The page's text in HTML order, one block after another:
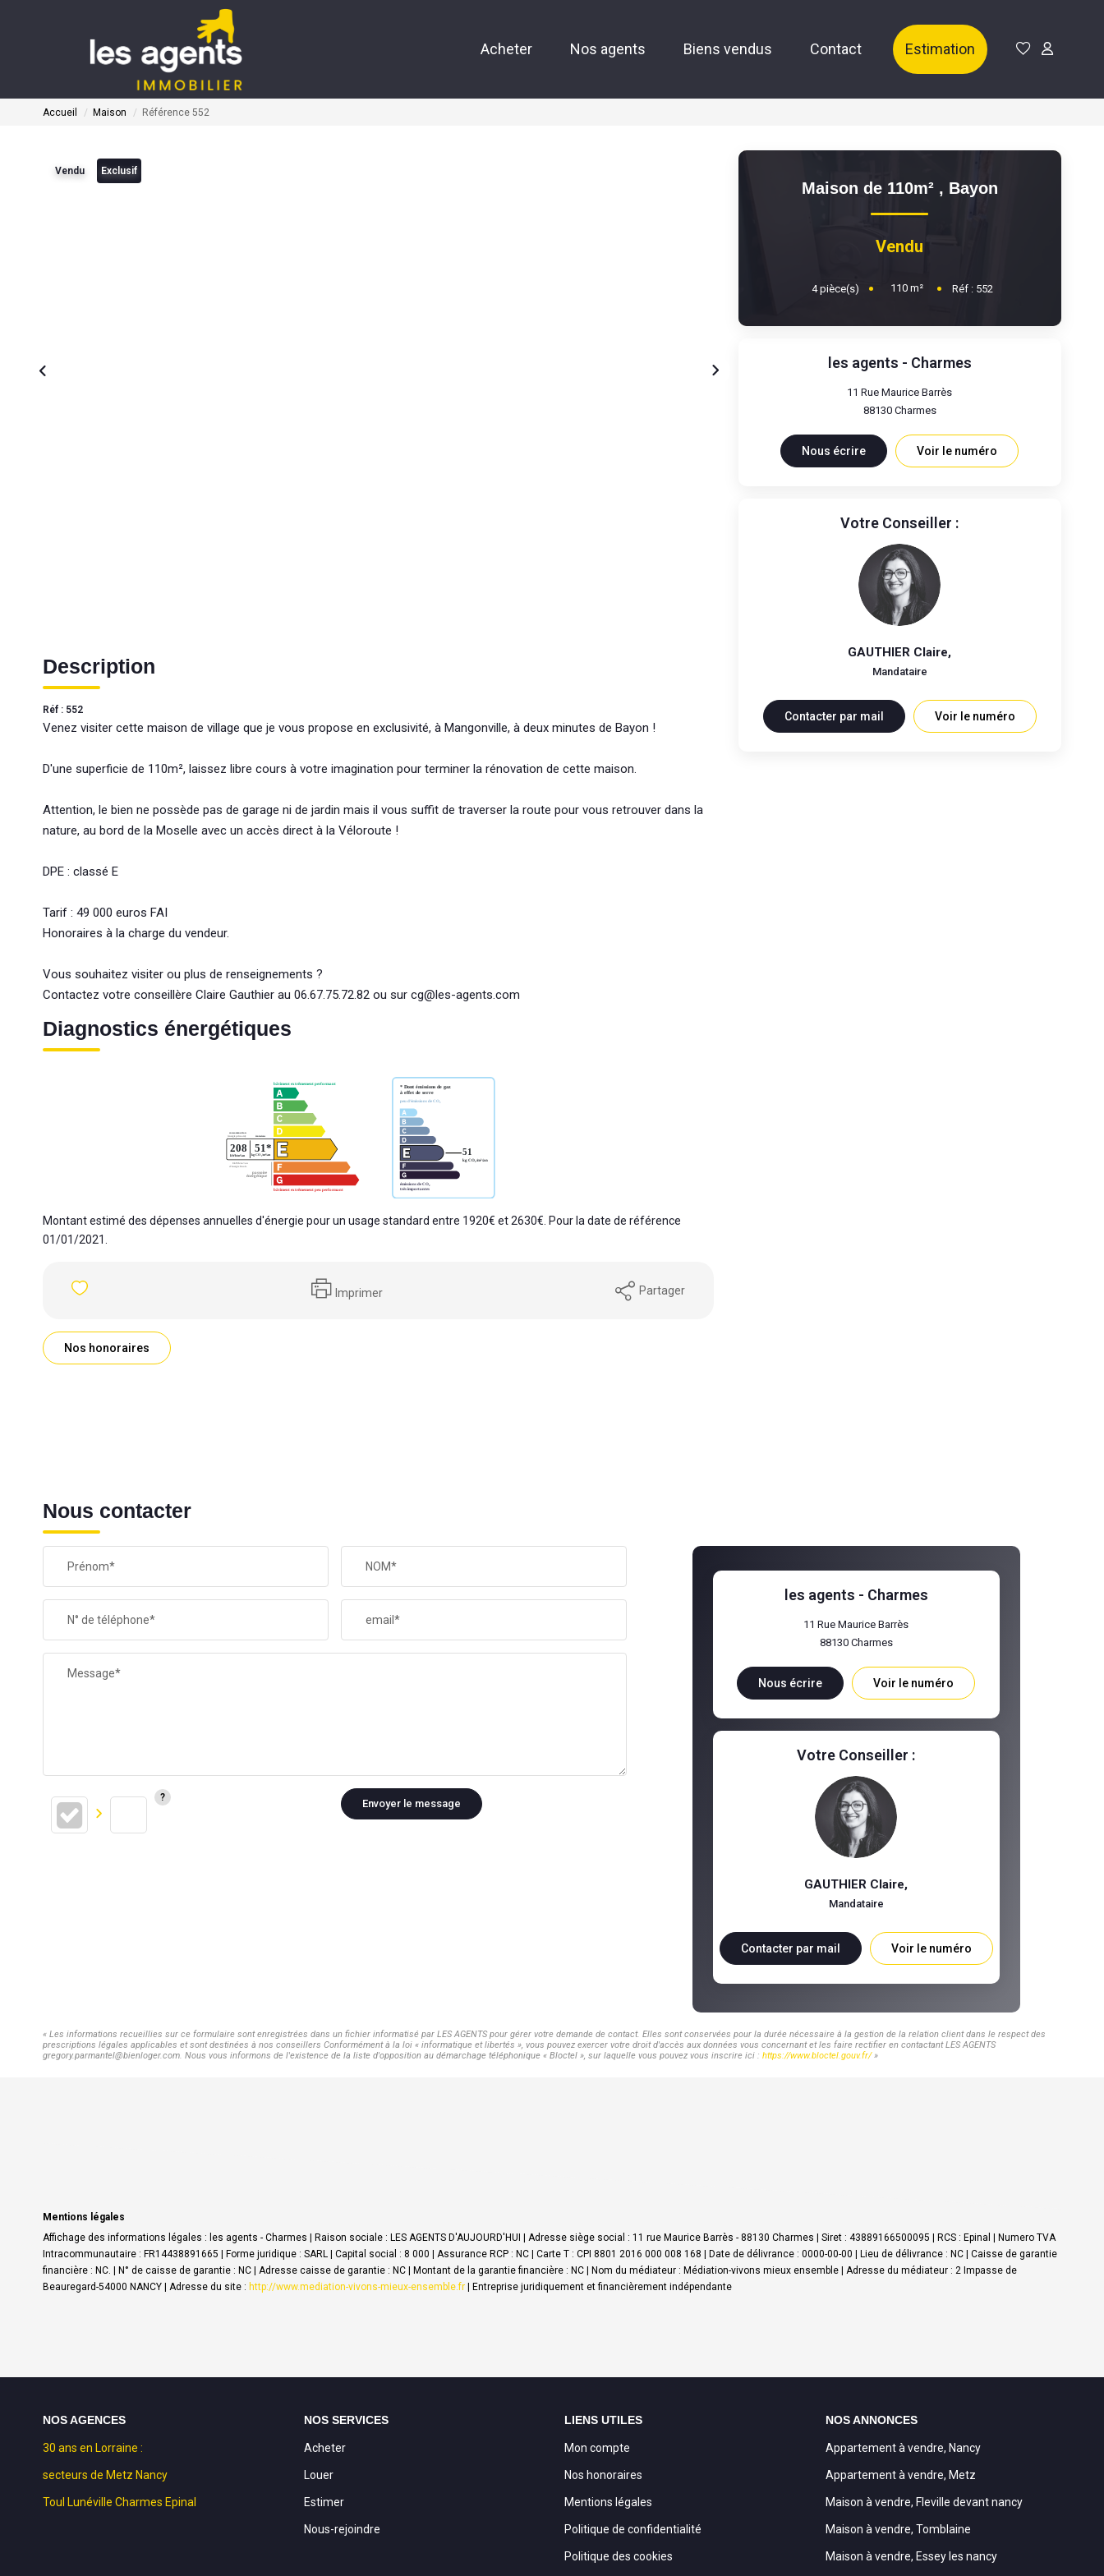
Acheter Nos agents Biens vendus Contact Estimation
Accueil Maison Référence 552
Vendu Exclusif
Description
Réf : 552
Venez visiter cette maison de village que je vous propose en exclusivité, à Mangonville, à deux minutes de Bayon !
D'une superficie de 110m², laissez libre cours à votre imagination pour terminer la rénovation de cette maison.
Attention, le bien ne possède pas de garage ni de jardin mais il vous suffit de traverser la route pour vous retrouver dans la
nature, au bord de la Moselle avec un accès direct à la Véloroute !
DPE : classé E
Tarif : 49 000 euros FAI
Honoraires à la charge du vendeur.
Vous souhaitez visiter ou plus de renseignements ?
Contactez votre conseillère Claire Gauthier au 06.67.75.72.82 ou sur cg@les-agents.com
Diagnostics énergétiques
Montant estimé des dépenses annuelles d'énergie pour un usage standard entre 1920€ et 2630€. Pour la date de référence
01/01/2021.
Imprimer Partager
Nos honoraires
Maison de 110m² , Bayon
Vendu
4pièce(s) 110 m² Réf : 552
les agents - Charmes
11 Rue Maurice Barrès
88130 Charmes
Nous écrire Voir le numéro
Votre Conseiller :
GAUTHIER Claire,
Mandataire
Contacter par mail Voir le numéro
Nous contacter
Prénom* NOM*
N° de téléphone* email*
Message*
Envoyer le message
les agents - Charmes
11 Rue Maurice Barrès
88130 Charmes
Nous écrire Voir le numéro
Votre Conseiller :
GAUTHIER Claire,
Mandataire
Contacter par mail Voir le numéro
« Les informations recueillies sur ce formulaire sont enregistrées dans un fichier informatisé par LES AGENTS pour gérer votre demande de contact. Elles sont conservées pour la durée nécessaire à la gestion de la relation client dans le respect des
prescriptions légales applicables et sont destinées à nos conseillers Conformément à la loi « informatique et libertés », vous pouvez exercer votre droit d'accès aux données vous concernant et les faire rectifier en contactant LES AGENTS
gregory.parmantel@bienloger.com. Nous vous informons de l'existence de la liste d'opposition au démarchage téléphonique « Bloctel », sur laquelle vous pouvez vous inscrire ici : https://www.bloctel.gouv.fr/»
Mentions légales
Affichage des informations légales : les agents - Charmes | Raison sociale : LES AGENTS D'AUJOURD'HUI | Adresse siège social : 11 rue Maurice Barrès - 88130 Charmes | Siret : 43889166500095 | RCS : Epinal | Numero TVA
Intracommunautaire : FR14438891665 | Forme juridique : SARL | Capital social : 8 000 | Assurance RCP : NC | Carte T : CPI 8801 2016 000 008 168 | Date de délivrance : 0000-00-00 | Lieu de délivrance : NC | Caisse de garantie
financière : NC. | N° de caisse de garantie : NC | Adresse caisse de garantie : NC | Montant de la garantie financière : NC | Nom du médiateur : Médiation-vivons mieux ensemble | Adresse du médiateur : 2 Impasse de
Beauregard-54000 NANCY | Adresse du site : http://www.mediation-vivons-mieux-ensemble.fr Entreprise juridiquement et financièrement indépendante
NOS AGENCES
30 ans en Lorraine :
secteurs de Metz Nancy
Toul Lunéville Charmes Epinal
NOS SERVICES
Acheter
Louer
Estimer
Nous-rejoindre
LIENS UTILES
Mon compte
Nos honoraires
Mentions légales
Politique de confidentialité
Politique des cookies
NOS ANNONCES
Appartement à vendre, Nancy
Appartement à vendre, Metz
Maison à vendre, Fleville devant nancy
Maison à vendre, Tomblaine
Maison à vendre, Essey les nancy